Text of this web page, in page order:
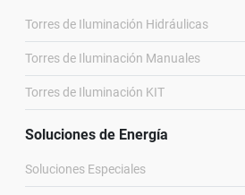
Torres de Iluminación Hidráulicas
Torres de Iluminación Manuales
Torres de Iluminación KIT
Soluciones de Energía
Soluciones Especiales